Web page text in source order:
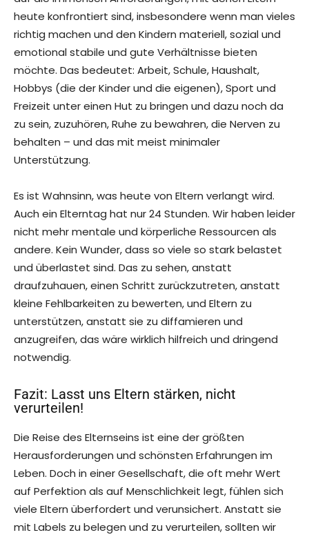
heute konfrontiert sind, insbesondere wenn man vieles
richtig machen und den Kindern materiell, sozial und
emotional stabile und gute Verhältnisse bieten
möchte. Das bedeutet: Arbeit, Schule, Haushalt,
Hobbys (die der Kinder und die eigenen), Sport und
Freizeit unter einen Hut zu bringen und dazu noch da
zu sein, zuzuhören, Ruhe zu bewahren, die Nerven zu
behalten – und das mit meist minimaler
Unterstützung.
Es ist Wahnsinn, was heute von Eltern verlangt wird.
Auch ein Elterntag hat nur 24 Stunden. Wir haben leider
nicht mehr mentale und körperliche Ressourcen als
andere. Kein Wunder, dass so viele so stark belastet
und überlastet sind. Das zu sehen, anstatt
draufzuhauen, einen Schritt zurückzutreten, anstatt
kleine Fehlbarkeiten zu bewerten, und Eltern zu
unterstützen, anstatt sie zu diffamieren und
anzugreifen, das wäre wirklich hilfreich und dringend
notwendig.
Fazit: Lasst uns Eltern stärken, nicht
verurteilen!
Die Reise des Elternseins ist eine der größten
Herausforderungen und schönsten Erfahrungen im
Leben. Doch in einer Gesellschaft, die oft mehr Wert
auf Perfektion als auf Menschlichkeit legt, fühlen sich
viele Eltern überfordert und verunsichert. Anstatt sie
mit Labels zu belegen und zu verurteilen, sollten wir